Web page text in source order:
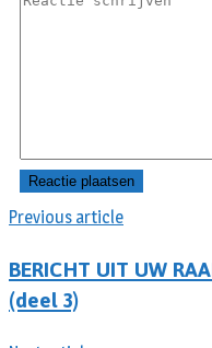
Previous article
BERICHT UIT UW
(deel 3)